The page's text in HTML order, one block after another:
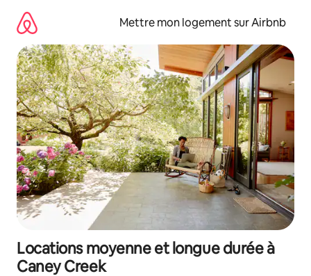
directement
contenu
Mettre mon logement sur Airbnb
Locations moyenne et longue durée à
Caney Creek